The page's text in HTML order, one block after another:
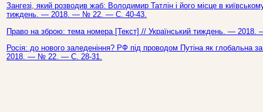
Зангезі, який розводив жаб: Володимир Татлін і його місце в
тиждень. — 2018. — № 22. — С. 40-43.
Право на зброю: тема номера [Текст] // Український тиждень. —
Росія: до нового заледеніння? РФ під проводом Путіна як глобальна
2018. — № 22. — С. 28-31.